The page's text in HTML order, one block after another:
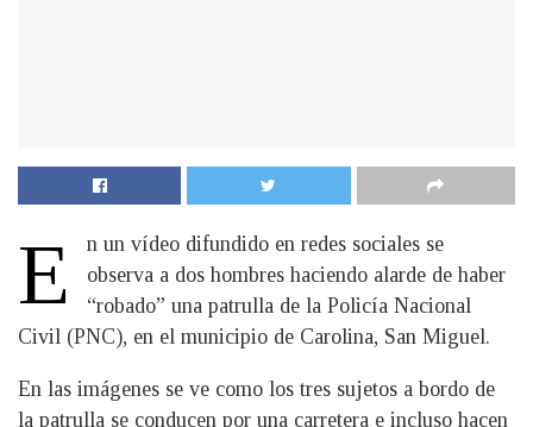
E
n un vídeo difundido en redes sociales se
observa a dos hombres haciendo alarde de haber
“robado” una patrulla de la Policía Nacional
Civil (PNC), en el municipio de Carolina, San Miguel.
En las imágenes se ve como los tres sujetos a bordo de
la patrulla se conducen por una carretera e incluso hacen